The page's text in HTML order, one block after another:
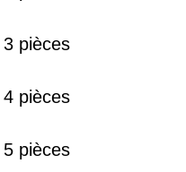
pièces
pièces
pièces